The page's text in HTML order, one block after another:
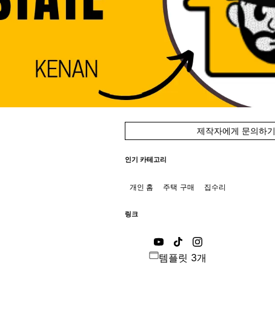
제작자에게 문의하기
인기 카테고리
개인 홈 주택 구매 집수리
링크
템플릿 3개